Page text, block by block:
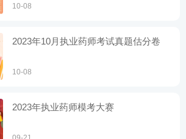
10-08
2023年10月执业药师考试真题估分卷
10-08
2023年执业药师模考大赛